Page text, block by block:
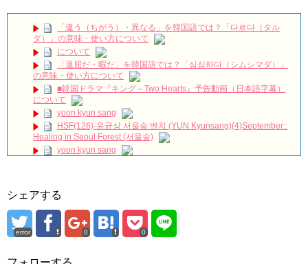
【未公開ＮＧシーン💓】【後編】大爆笑「21世紀の大君夫人」
のメイキング💓#韓国ドラマ #iu #byeonwooseok #ビョンウソク #21
世紀の大君夫人 #ngシーン #メイキング
記者会見で愛の告白『子供ができました』U-NEXTで独占配信
中✨ #子供ができました #チェジニョク #オヨンソ #ホンジョンヒョ
ン #unext #short NEW!
Kang Hoon & Yoon Seo | Simplemente tú |
The Miracle We Met Episode 17 Preview English
Subtitle NEW!
第2話 NO KICKING NEW!
韓国ドラマ「小さな神の子供たち」1話あらすじカン・ジファン
bobblessyou2 EP.18
ソン・ヘギョ – ソンヘギョ キスまとめ
ハン・ヘジン 한혜진 – Still We (여전히 우리는)
한가인 –
レンタル開始！
「違う（ちがう）・異なる」を韓国語では？「다르다（タル
ダ）」の意味・使い方について
について
「退屈だ・暇だ」を韓国語では？「심심하다（シムシマダ）」
の意味・使い方について
■韓国ドラマ『キング～Two Hearts』予告動画（日本語字幕）
について
yoon kyun sang
HSF(126)-윤균상 서울숲 벤치 (YUN Kyunsang)(4)September::
Healing in Seoul Forest (서울숲)
yoon kyun sang
九尾狐外伝 メイキング03 ハン・イェスル
チョ・ヒョンジェ 조현재 九尾狐外伝 制作発表会
キム・テヒの弟イ・ワン♥イ・ボミ、今日（28日）結婚……
「まず熱く掃除せよ」女優キム・ユジョン、「健康がとても回
シェアする
error 0 0